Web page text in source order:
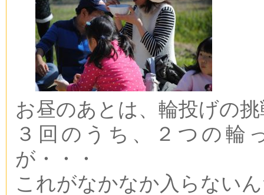
お昼のあとは、輪投げの
３回のうち、２つの輪
が・・・
これがなかなか入らない